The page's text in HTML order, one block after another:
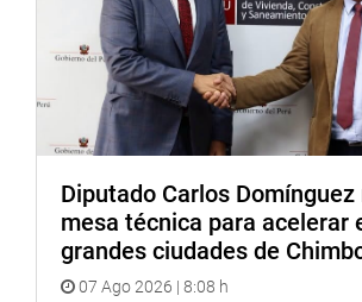
Diputado Carlos
mesa técnica para acelerar
grandes ciudades de
07 Ago 2026 | 8:08 h